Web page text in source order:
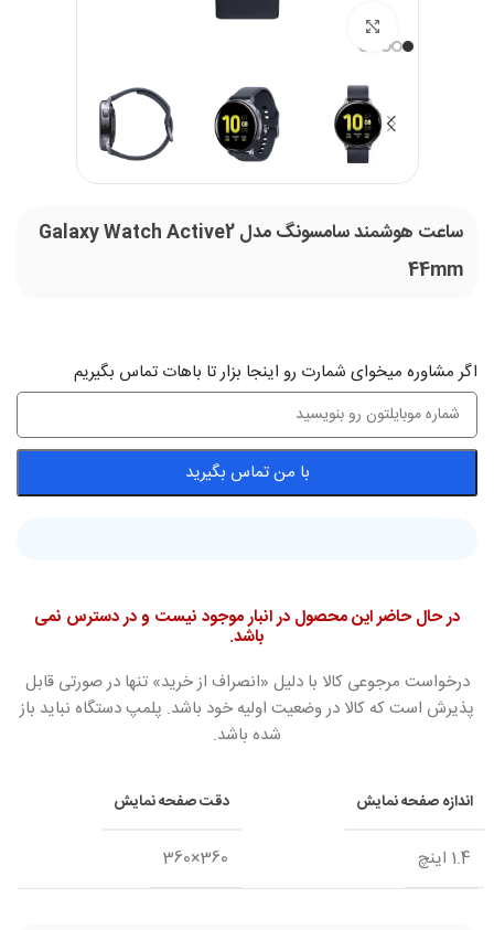
ساعت هوشمند سامسونگ مدل Galaxy Watch Active2
44mm
اگر‌ مشاوره میخوای شمارت رو اینجا بزار تا باهات تماس بگیریم
با من تماس بگیرید
در حال حاضر این محصول در انبار موجود نیست و در دسترس نمی
باشد.
درخواست مرجوعی کالا با دلیل «انصراف از خرید» تنها در صورتی قابل
پذیرش است که کالا در وضعیت اولیه خود باشد. پلمپ دستگاه نباید باز
شده باشد.
اندازه صفحه نمایش
1.4 اینچ
دقت صفحه نمایش
360×360
بزرگنمایی تصویر